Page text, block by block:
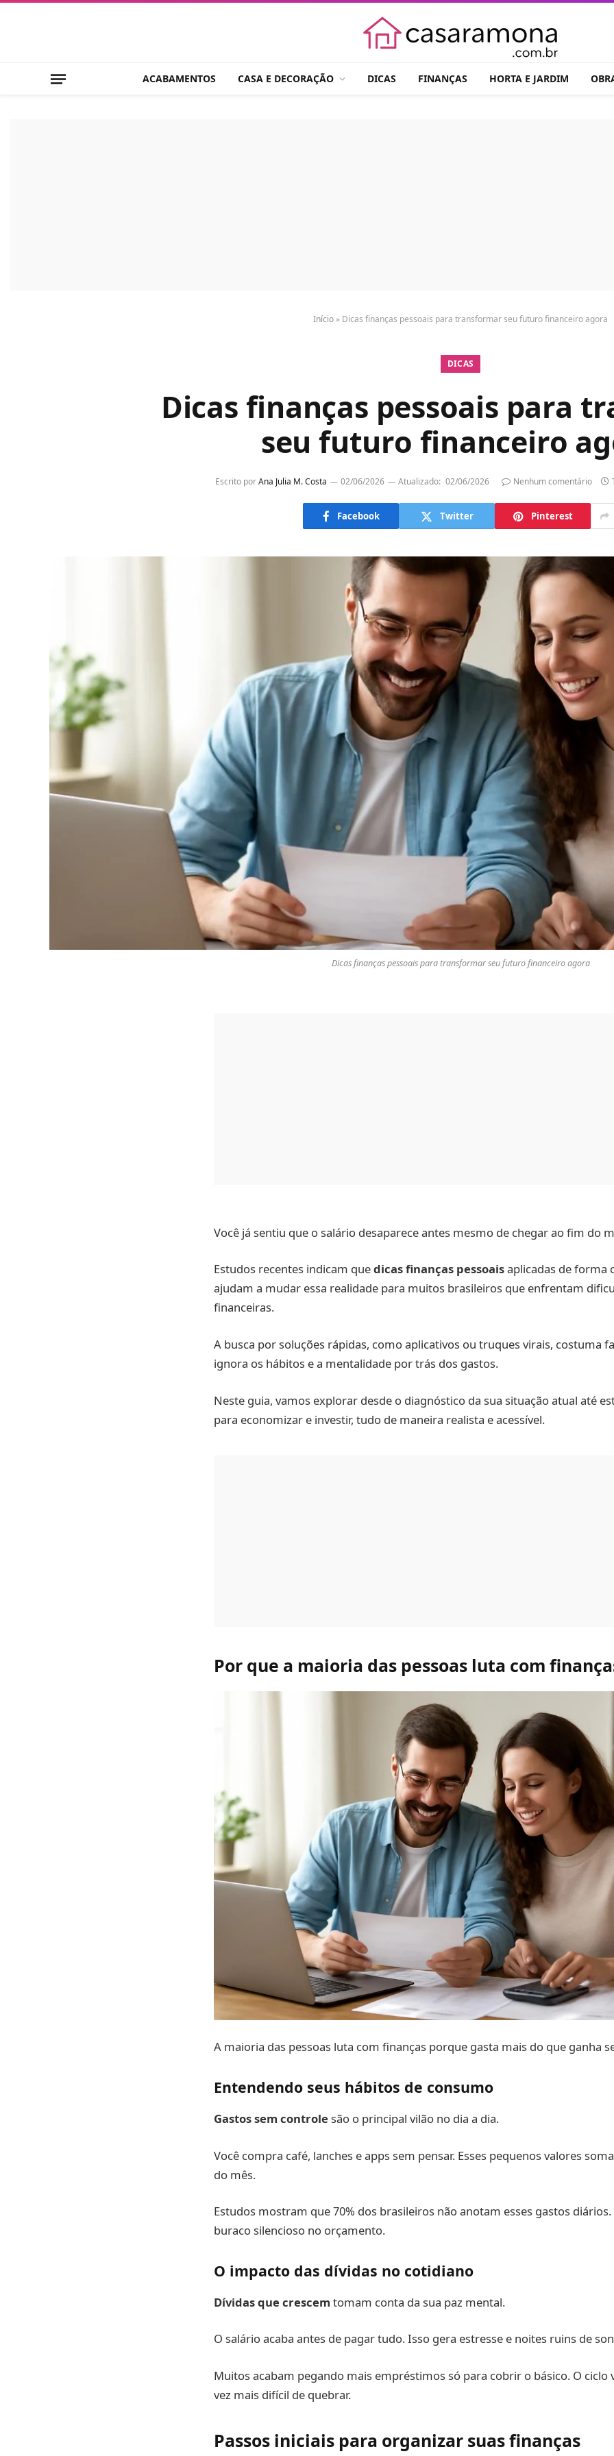
ACABAMENTOS CASA E DECORAÇÃO DICAS FINANÇAS HORTA E JARDIM
Início » Dicas finanças pessoais para transformar seu futuro financeiro agora
DICAS
Dicas finanças pessoais para
seu futuro financeiro
Escrito porAna Julia M. Costa 02/06/2026 Atualizado: 02/06/2026 Nenhum comentário
Facebook Twitter Pinterest
Dicas finanças pessoais para transformar seu futuro financeiro agora
Você já sentiu que o salário desaparece antes mesmo de chegar ao fim do
Estudos recentes indicam quedicas finanças pessoaisaplicadas de forma
ajudam a mudar essa realidade para muitos brasileiros que enfrentam
financeiras.
A busca por soluções rápidas, como aplicativos ou truques virais, costuma
ignora os hábitos e a mentalidade por trás dos gastos.
Neste guia, vamos explorar desde o diagnóstico da sua situação atual até
para economizar e investir, tudo de maneira realista e acessível.
Por que a maioria das pessoas luta com
A maioria das pessoas luta com finanças porque gasta mais do que ganha
Entendendo seus hábitos de consumo
Gastos sem controle são o principal vilão no dia a dia.
Você compra café, lanches e apps sem pensar. Esses pequenos valores
do mês.
Estudos mostram que 70% dos brasileiros não anotam esses gastos
buraco silencioso no orçamento.
O impacto das dívidas no cotidiano
Dívidas que crescem tomam conta da sua paz mental.
O salário acaba antes de pagar tudo. Isso gera estresse e noites ruins de
Muitos acabam pegando mais empréstimos só para cobrir o básico. O ciclo
vez mais difícil de quebrar.
Passos iniciais para organizar suas finanças